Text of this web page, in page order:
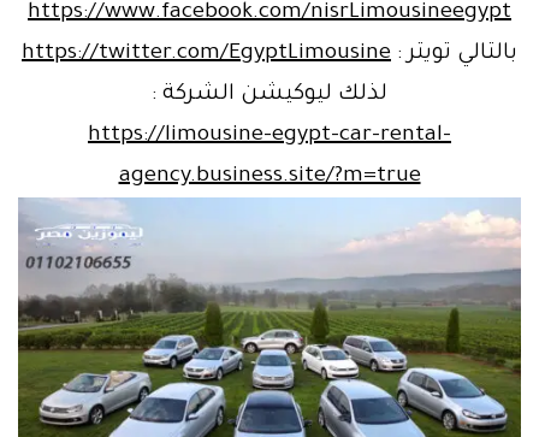
https://www.facebook.com/nisrLimousineegypt
بالتالي تويتر : https://twitter.com/EgyptLimousine
لذلك ليوكيشن الشركة :
https://limousine-egypt-car-rental-
agency.business.site/?m=true